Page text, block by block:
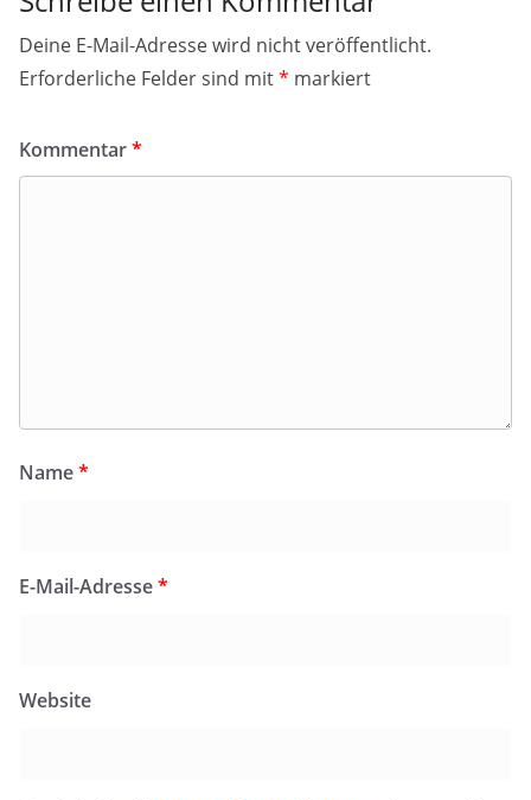
Deine E-Mail-Adresse wird nicht veröffentlicht.
Erforderliche Felder sind mit* markiert
Kommentar*
Name*
E-Mail-Adresse*
Website